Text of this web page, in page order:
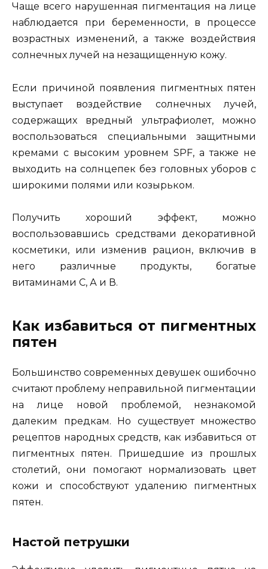
Чаще всего нарушенная пигментация на лице
наблюдается при беременности, в процессе
возрастных изменений, а также воздействия
солнечных лучей на незащищенную кожу.
Если причиной появления пигментных пятен
выступает воздействие солнечных лучей,
содержащих вредный ультрафиолет, можно
воспользоваться специальными защитными
кремами с высоким уровнем SPF, а также не
выходить на солнцепек без головных уборов с
широкими полями или козырьком.
Получить хороший эффект, можно
воспользовавшись средствами декоративной
косметики, или изменив рацион, включив в
него различные продукты, богатые
витаминами С, А и В.
Как избавиться от пигментных
пятен
Большинство современных девушек ошибочно
считают проблему неправильной пигментации
на лице новой проблемой, незнакомой
далеким предкам. Но существует множество
рецептов народных средств, как избавиться от
пигментных пятен. Пришедшие из прошлых
столетий, они помогают нормализовать цвет
кожи и способствуют удалению пигментных
пятен.
Настой петрушки